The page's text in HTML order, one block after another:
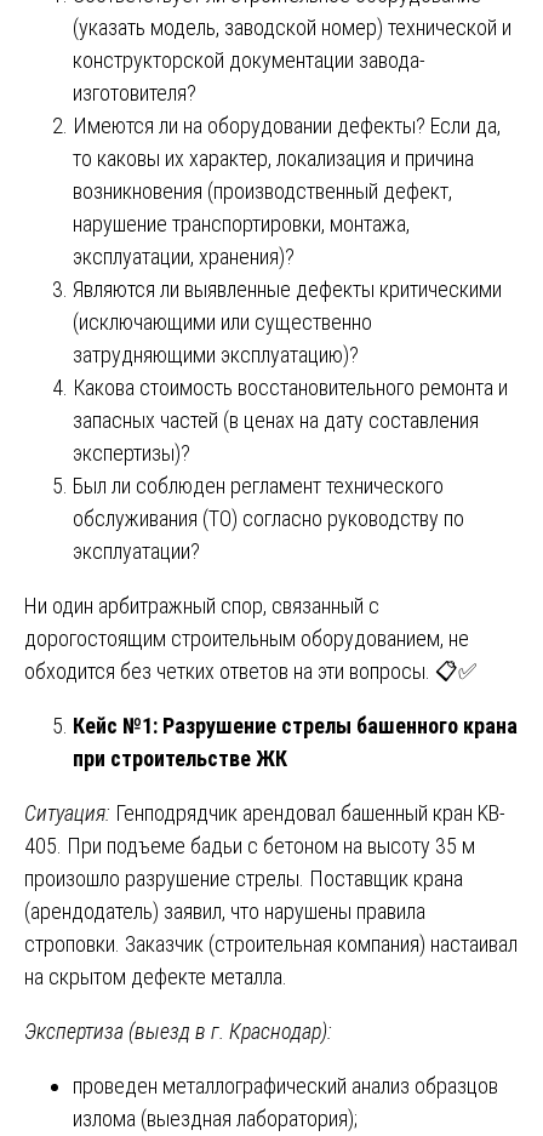
(указать модель, заводской номер) технической и
конструкторской документации завода-
изготовителя?
Имеются ли на оборудовании дефекты? Если да,
то каковы их характер, локализация и причина
возникновения (производственный дефект,
нарушение транспортировки, монтажа,
эксплуатации, хранения)?
Являются ли выявленные дефекты критическими
(исключающими или существенно
затрудняющими эксплуатацию)?
Какова стоимость восстановительного ремонта и
запасных частей (в ценах на дату составления
экспертизы)?
Был ли соблюден регламент технического
обслуживания (ТО) согласно руководству по
эксплуатации?
Ни один арбитражный спор, связанный с
дорогостоящим строительным оборудованием, не
обходится без четких ответов на эти вопросы. 📋✅
Кейс №1: Разрушение стрелы башенного крана
при строительстве ЖК
Ситуация: Генподрядчик арендовал башенный кран KB-
405. При подъеме бадьи с бетоном на высоту 35 м
произошло разрушение стрелы. Поставщик крана
(арендодатель) заявил, что нарушены правила
строповки. Заказчик (строительная компания) настаивал
на скрытом дефекте металла.
Экспертиза (выезд в г. Краснодар):
проведен металлографический анализ образцов
излома (выездная лаборатория);